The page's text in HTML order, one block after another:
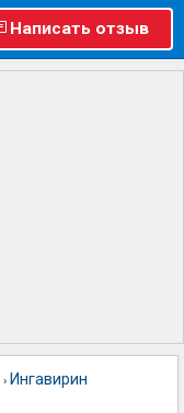
Написать отзыв
› Ингавирин